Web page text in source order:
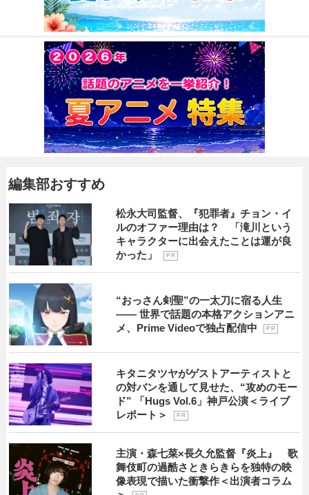
編集部おすすめ
松永大司監督、『犯罪者』チョン・イ
ルのオファー理由は？ 「滝川という
キャラクターに出会えたことは運が良
かった」
P R
“おっさん剣聖”の一太刀に宿る人生
―― 世界で話題の本格アクションアニ
メ、Prime Videoで独占配信中
P R
キタニタツヤがゲストアーティストと
の対バンを通して見せた、“攻めのモー
ド” 「Hugs Vol.6」神戸公演＜ライブ
レポート＞
P R
主演・森七菜×長久允監督『炎上』 歌
舞伎町の過酷さときらきらを独特の映
像表現で描いた衝撃作＜出演者コラム